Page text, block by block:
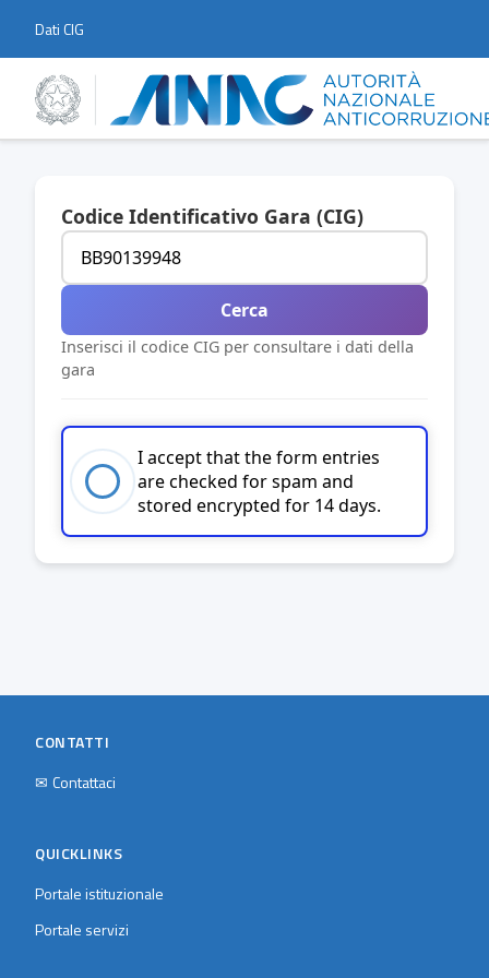
Dati CIG
Codice Identificativo Gara (CIG)
Cerca
Inserisci il codice CIG per consultare i dati della
gara
I accept that the form entries
are checked for spam and
stored encrypted for 14 days.
CONTATTI
✉ Contattaci
QUICKLINKS
Portale istituzionale
Portale servizi